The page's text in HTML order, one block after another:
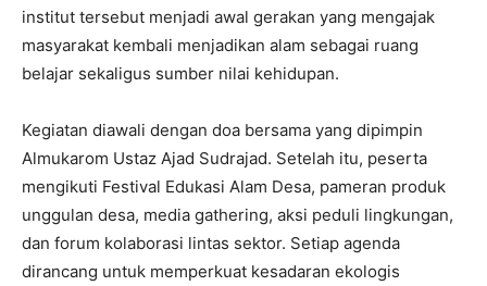
institut tersebut menjadi awal gerakan yang mengajak
masyarakat kembali menjadikan alam sebagai ruang
belajar sekaligus sumber nilai kehidupan.
Kegiatan diawali dengan doa bersama yang dipimpin
Almukarom Ustaz Ajad Sudrajad. Setelah itu, peserta
mengikuti Festival Edukasi Alam Desa, pameran produk
unggulan desa, media gathering, aksi peduli lingkungan,
dan forum kolaborasi lintas sektor. Setiap agenda
dirancang untuk memperkuat kesadaran ekologis